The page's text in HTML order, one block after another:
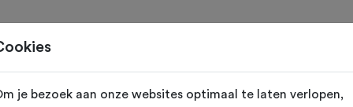
je bezoek aan onze websites optimaal te laten verlopen,